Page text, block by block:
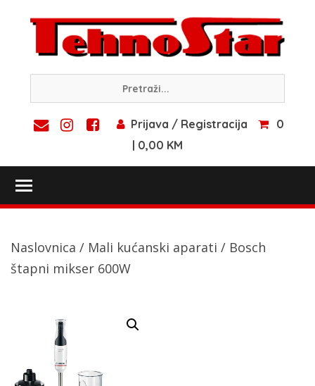
content
Prijava / Registracija
0
| 0,00 KM
Naslovnica / Mali kućanski aparati / Bosch
štapni mikser 600W